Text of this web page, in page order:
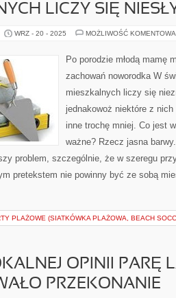
LICZY SIĘ
WRZ - 20 - 2025 MOŻLIWOŚĆ
Po porodzie młodą mamę
zachowań noworodka W
mieszkalnych liczy się
jednakowoż niektóre z
inne trochę mniej. Co jest
ważne? Rzecz jasna
problem, szczególnie, że w szeregu
pretekstem nie powinny być ze sobą
PLAŻOWE (SIATKÓWKA PLAŻOWA, BEACH
OPINII PARĘ
PRZEKONANIE